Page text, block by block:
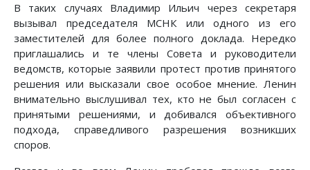
В таких случаях Владимир Ильич через секретаря
вызывал председателя МСНК или одного из его
заместителей для более полного доклада. Нередко
приглашались и те члены Совета и руководители
ведомств, которые заявили протест против принятого
решения или высказали свое особое мнение. Ленин
внимательно выслушивал тех, кто не был согласен с
принятыми решениями, и добивался объективного
подхода, справедливого разрешения возникших
споров.